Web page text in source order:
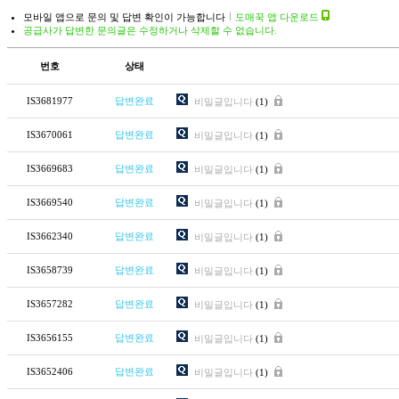
모바일 앱으로 문의 및 답변 확인이 가능합니다
도매꾹 앱 다운로드
공급사가 답변한 문의글은 수정하거나 삭제할 수 없습니다.
번호 상태
IS3681977 답변완료 비밀글입니다 (1)
IS3670061 답변완료 비밀글입니다 (1)
IS3669683 답변완료 비밀글입니다 (1)
IS3669540 답변완료 비밀글입니다 (1)
IS3662340 답변완료 비밀글입니다 (1)
IS3658739 답변완료 비밀글입니다 (1)
IS3657282 답변완료 비밀글입니다 (1)
IS3656155 답변완료 비밀글입니다 (1)
IS3652406 답변완료 비밀글입니다 (1)